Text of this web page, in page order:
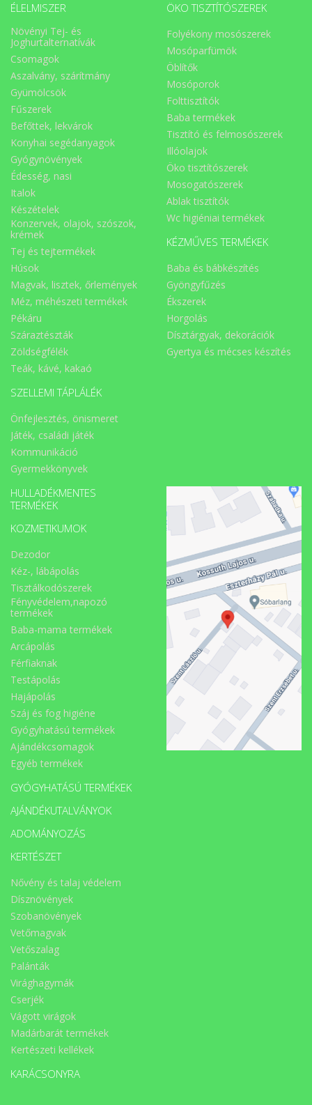
ÉLELMISZER
Növényi Tej- és
Joghurtalternatívák
Csomagok
Aszalvány, szárítmány
Gyümölcsök
Fűszerek
Befőttek, lekvárok
Konyhai segédanyagok
Gyógynövények
Édesség, nasi
Italok
Készételek
Konzervek, olajok, szószok,
krémek
Tej és tejtermékek
Húsok
Magvak, lisztek, őrlemények
Méz, méhészeti termékek
Pékáru
Száraztészták
Zöldségfélék
Teák, kávé, kakaó
SZELLEMI TÁPLÁLÉK
Önfejlesztés, önismeret
Játék, családi játék
Kommunikáció
Gyermekkönyvek
ÖKO TISZTÍTÓSZEREK
Folyékony mosószerek
Mosóparfümök
Öblítők
Mosóporok
Folttisztítók
Baba termékek
Tisztító és felmosószerek
Illóolajok
Öko tisztítószerek
Mosogatószerek
Ablak tisztítók
Wc higiéniai termékek
KÉZMŰVES TERMÉKEK
Baba és bábkészítés
Gyöngyfűzés
Ékszerek
Horgolás
Dísztárgyak, dekorációk
Gyertya és mécses készítés
HULLADÉKMENTES
TERMÉKEK
KOZMETIKUMOK
Dezodor
Kéz-, lábápolás
Tisztálkodószerek
Fényvédelem,napozó
termékek
Baba-mama termékek
Arcápolás
Férfiaknak
Testápolás
Hajápolás
Száj és fog higiéne
Gyógyhatású termékek
Ajándékcsomagok
Egyéb termékek
GYÓGYHATÁSÚ TERMÉKEK
AJÁNDÉKUTALVÁNYOK
ADOMÁNYOZÁS
KERTÉSZET
Nővény és talaj védelem
Dísznövények
Szobanövények
Vetőmagvak
Vetőszalag
Palánták
Virághagymák
Cserjék
Vágott virágok
Madárbarát termékek
Kertészeti kellékek
KARÁCSONYRA